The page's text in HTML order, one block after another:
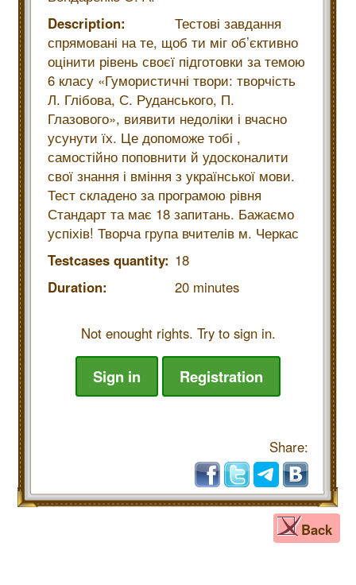
Description:
Тестові завдання
спрямовані на те, щоб ти міг об’єктивно
оцінити рівень своєї підготовки за темою
6 класу «Гумористичні твори: творчість
Л. Глібова, С. Руданського, П.
Глазового», виявити недоліки і вчасно
усунути їх. Це допоможе тобі ,
самостійно поповнити й удосконалити
свої знання і вміння з української мови.
Тест складено за програмою рівня
Стандарт та має 18 запитань. Бажаємо
успіхів! Творча група вчителів м. Черкас
Testcases quantity: 18
Duration:
20 minutes
Not enought rights. Try to sign in.
Sign in Registration
Share:
Back